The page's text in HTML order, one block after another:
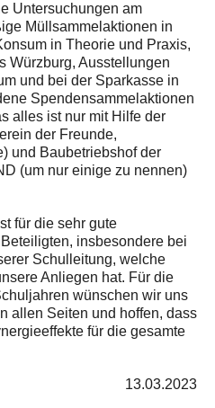
Untersuchungen am
Müllsammelaktionen in
in Theorie und Praxis,
Würzburg, Ausstellungen
und bei der Sparkasse in
Spendensammelaktionen
alles ist nur mit Hilfe der
der Freunde,
und Baubetriebshof der
(um nur einige zu nennen)
für die sehr gute
Beteiligten, insbesondere bei
Schulleitung, welche
Anliegen hat. Für die
wünschen wir uns
allen Seiten und hoffen, dass
für die gesamte
13.03.2023